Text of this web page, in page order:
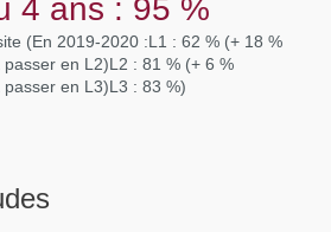
4 ans : 95 %
(En 2019-2020 :L1 : 62 % (+ 18 %
en L2)L2 : 81 % (+ 6 %
en L3)L3 : 83 %)